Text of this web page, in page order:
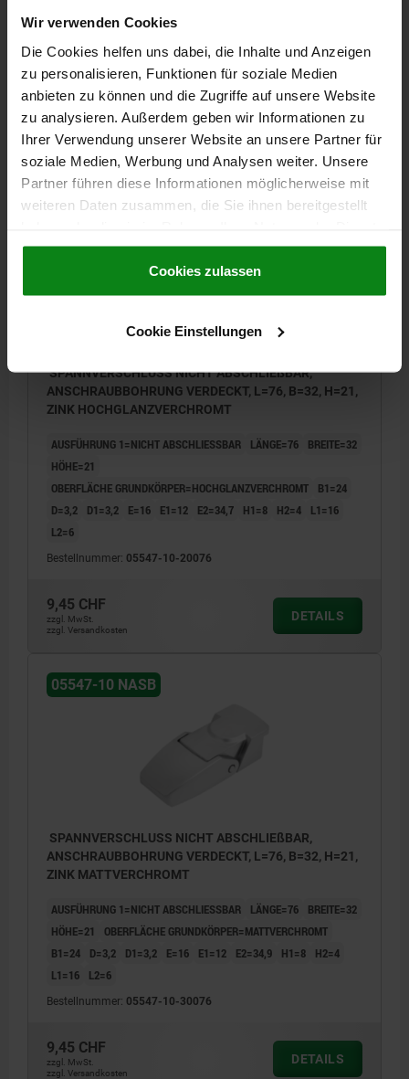
Wir verwenden Cookies
Die Cookies helfen uns dabei, die Inhalte und Anzeigen
zu personalisieren, Funktionen für soziale Medien
anbieten zu können und die Zugriffe auf unsere Website
zu analysieren. Außerdem geben wir Informationen zu
Ihrer Verwendung unserer Website an unsere Partner für
soziale Medien, Werbung und Analysen weiter. Unsere
Partner führen diese Informationen möglicherweise mit
weiteren Daten zusammen, die Sie ihnen bereitgestellt
gesammelt haben.Cookie Richtlinien
Datenschutz|AGB
Cookies zulassen
Cookie Einstellungen
HÖHE=21 OBERFLÄCHE GRUNDKÖRPER=PULVERBESCHICHTET
B1=24
D=3,2 D1=3,2 E=16 E1=12 E2=34,5
H2=4
L2=6
Bestellnummer:05547-10-10076
8,41 CHF
zzgl. Versandkosten
SPANNVERSCHLUSS NICHT ABSCHLIEßBAR,
ANSCHRAUBBOHRUNG VERDECKT, L=76, B=32, H=21,
ZINK HOCHGLANZVERCHROMT
AUSFÜHRUNG 1=NICHT ABSCHLIESSBAR LÄNGE=76
BREITE=32
HÖHE=21
OBERFLÄCHE GRUNDKÖRPER=HOCHGLANZVERCHROMT
B1=24
D=3,2
D1=3,2 E=16 E1=12 E2=34,7 H1=8 H2=4
L1=16
L2=6
Bestellnummer: 05547-10-20076
9,45 CHF
zzgl. MwSt.
zzgl. Versandkosten
DETAILS
05547-10 NASB
SPANNVERSCHLUSS NICHT ABSCHLIEßBAR,
ANSCHRAUBBOHRUNG VERDECKT, L=76, B=32, H=21,
ZINK MATTVERCHROMT
AUSFÜHRUNG 1=NICHT ABSCHLIESSBAR LÄNGE=76
BREITE=32
HÖHE=21
OBERFLÄCHE GRUNDKÖRPER=MATTVERCHROMT
B1=24
D=3,2 D1=3,2 E=16 E1=12 E2=34,9 H1=8
H2=4
L1=16
L2=6
Bestellnummer: 05547-10-30076
9,45 CHF
zzgl. MwSt.
zzgl. Versandkosten
DETAILS